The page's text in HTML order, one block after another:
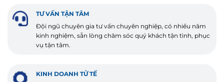
TƯ VẤN TẬN TÂM
Đội ngũ chuyên gia tư vấn chuyên nghiệp, có nhiều năm
kinh nghiệm, sẵn lòng chăm sóc quý khách tận tình, phục
vụ tận tâm.
KINH DOANH TỬ TẾ